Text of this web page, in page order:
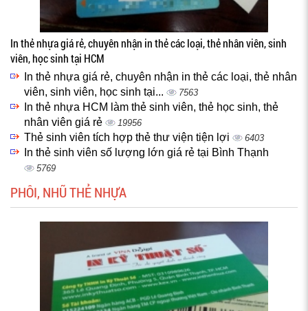
In thẻ nhựa giá rẻ, chuyên nhận in thẻ các loại, thẻ nhân viên, sinh
viên, học sinh tại HCM
In thẻ nhựa giá rẻ, chuyên nhận in thẻ các loại, thẻ nhân
viên, sinh viên, học sinh tại...
7563
In thẻ nhựa HCM làm thẻ sinh viên, thẻ học sinh, thẻ
nhân viên giá rẻ
19956
Thẻ sinh viên tích hợp thẻ thư viện tiện lợi 6403
In thẻ sinh viên số lượng lớn giá rẻ tại Bình Thạnh
5769
PHÔI, NHŨ THẺ NHỰA